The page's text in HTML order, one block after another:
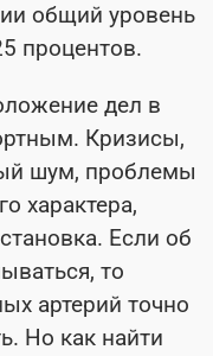
общий уровень
процентов.
дел в
Кризисы,
шум, проблемы
характера,
Если об
то
артерий точно
Но как найти